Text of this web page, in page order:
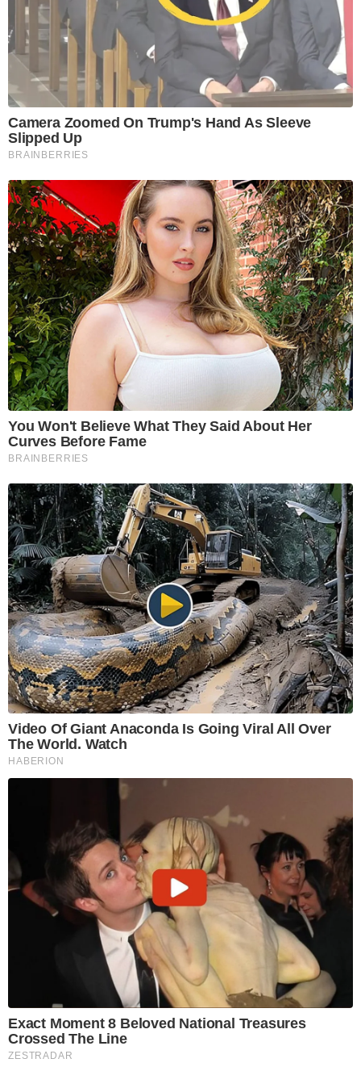
Camera Zoomed On Trump's Hand As Sleeve
Slipped Up
BRAINBERRIES
You Won't Believe What They Said About Her
Curves Before Fame
BRAINBERRIES
Video Of Giant Anaconda Is Going Viral All Over
The World. Watch
HABERION
Exact Moment 8 Beloved National Treasures
Crossed The Line
ZESTRADAR